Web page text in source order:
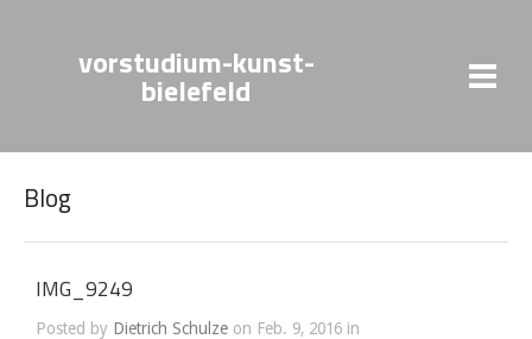
vorstudium-kunst-
bielefeld
Blog
IMG_9249
Posted by Dietrich Schulze on Feb. 9, 2016 in